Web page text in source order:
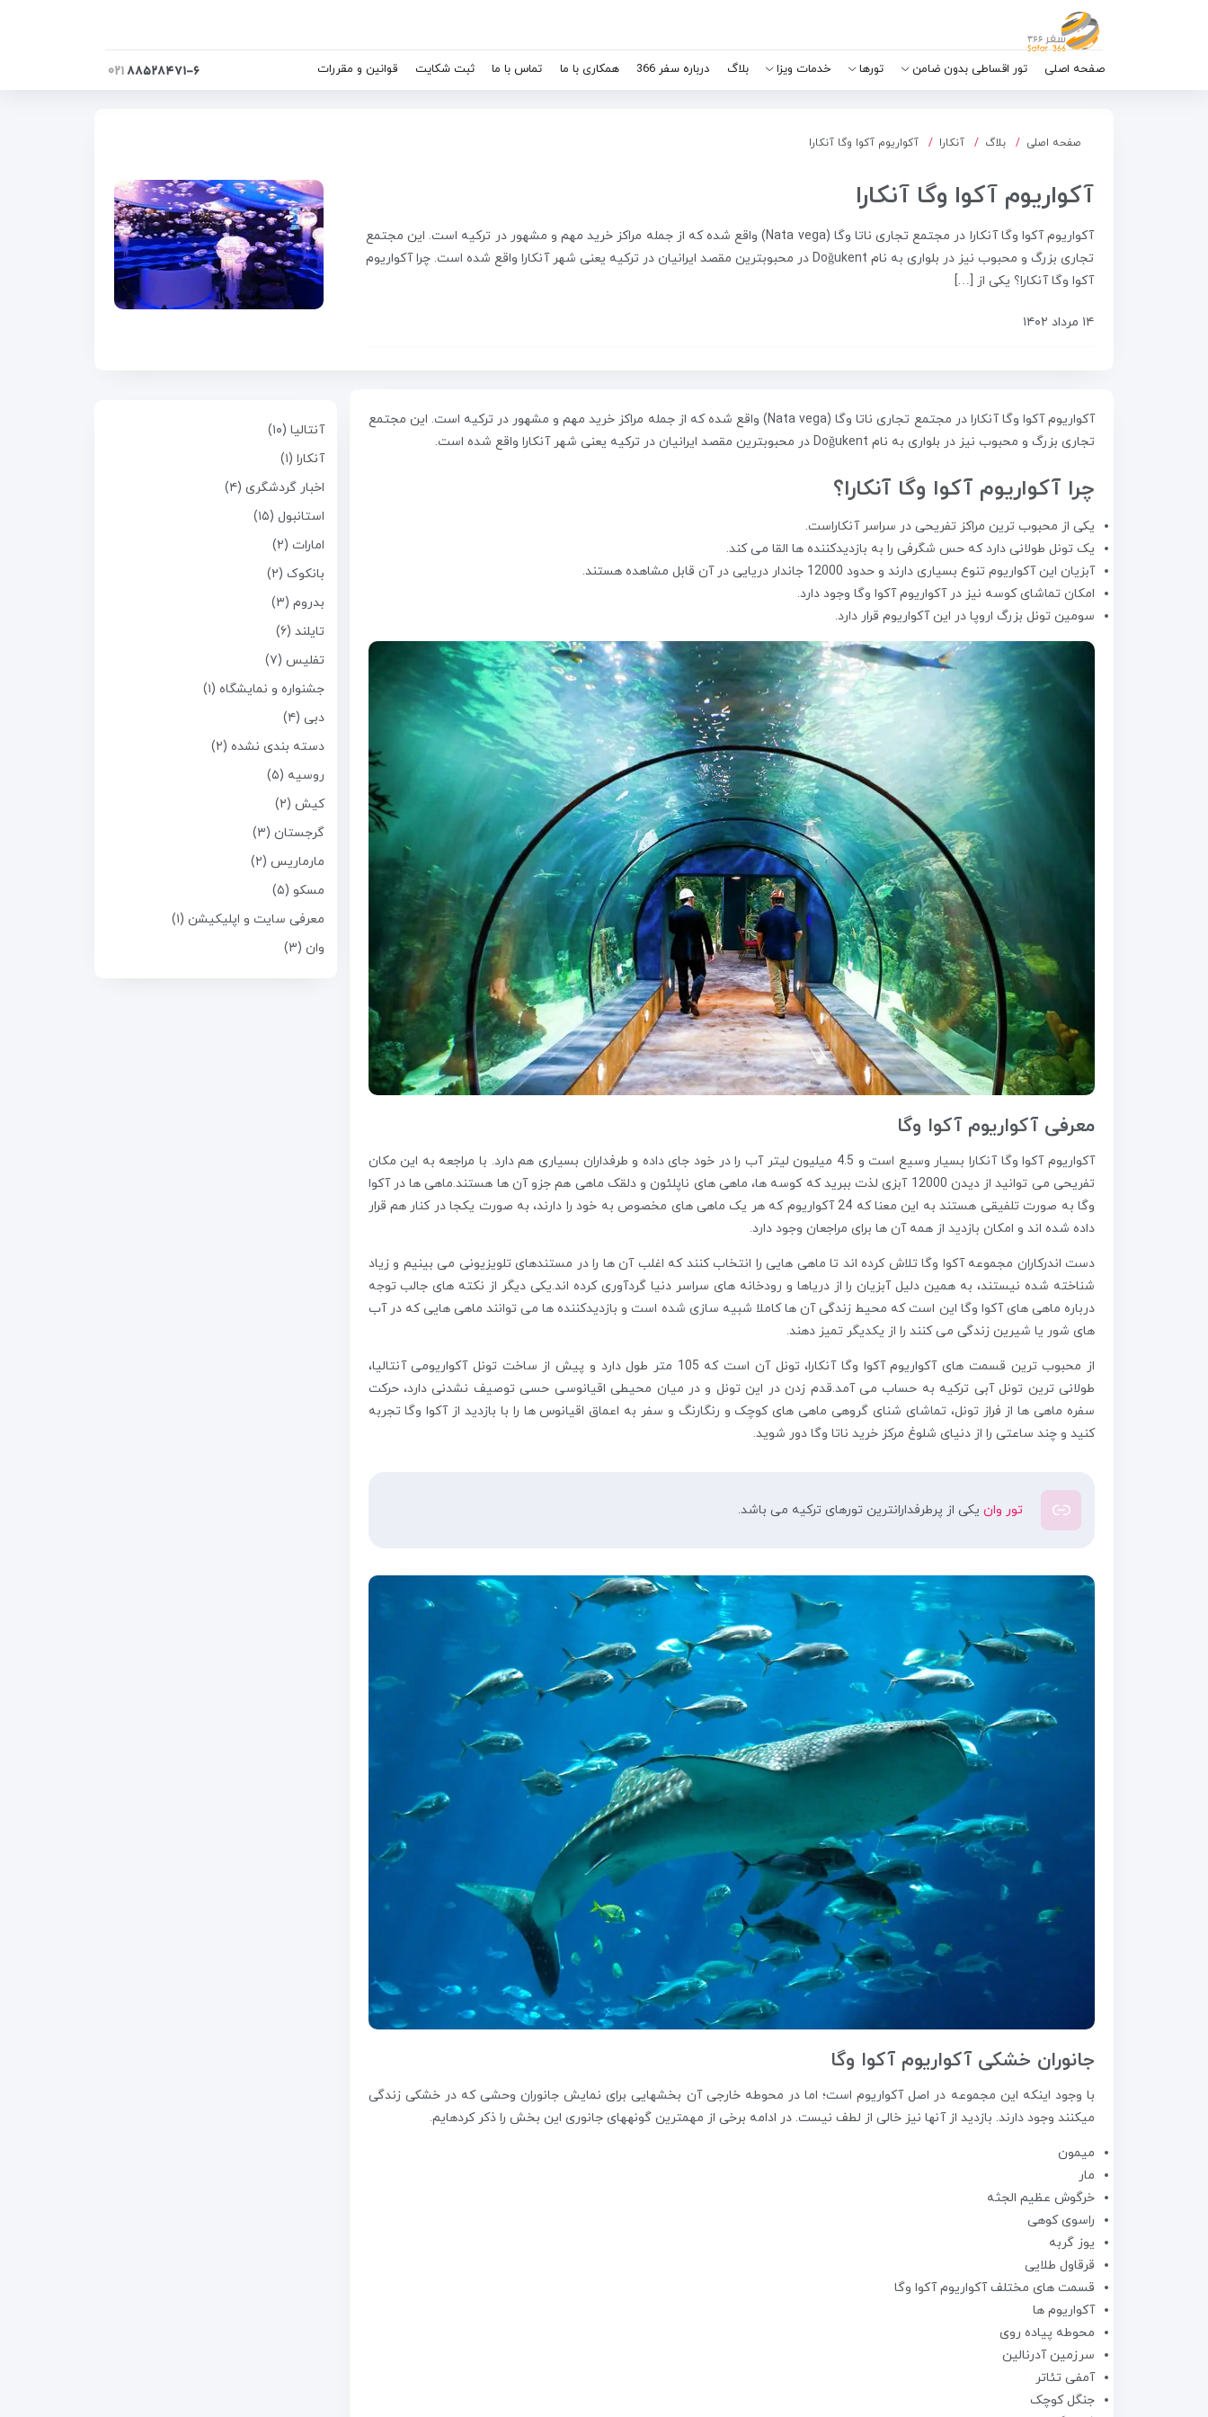
صفحه اصلی تور اقساطی بدون ضامن تورها خدمات ویزا بلاگ درباره سفر 366 همکاری با ما تماس با ما ثبت شکایت قوانین و مقررات ۸۸۵۲۸۴۷۱-۶۰۲۱
صفحه اصلی بلاگ آنکارا آکواریوم آکوا وگا آنکارا
آکواریوم آکوا وگا آنکارا
آکواریوم آکوا وگا آنکارا در مجتمع تجاری ناتا وگا (Nata vega) واقع شده که از جمله مراکز خرید مهم و مشهور در ترکیه است. این مجتمع
تجاری بزرگ و محبوب نیز در بلواری به نام Doğukent در محبوبترین مقصد ایرانیان در ترکیه یعنی شهر آنکارا واقع شده است. چرا آکواریوم
آکوا وگا آنکارا؟ یکی از […]
۱۴ مرداد ۱۴۰۲
آکواریوم آکوا وگا آنکارا در مجتمع تجاری ناتا وگا (Nata vega) واقع شده که از جمله مراکز خرید مهم و مشهور در ترکیه است. این مجتمع
تجاری بزرگ و محبوب نیز در بلواری به نام Doğukent در محبوبترین مقصد ایرانیان در ترکیه یعنی شهر آنکارا واقع شده است.
چرا آکواریوم آکوا وگا آنکارا؟
یکی از محبوب ترین مراکز تفریحی در سراسر آنکاراست.
یک تونل طولانی دارد که حس شگرفی را به بازدیدکننده ها القا می کند.
آبزیان این آکواریوم تنوع بسیاری دارند و حدود 12000 جاندار دریایی در آن قابل مشاهده هستند.
امکان تماشای کوسه نیز در آکواریوم آکوا وگا وجود دارد.
سومین تونل بزرگ اروپا در این آکواریوم قرار دارد.
معرفی آکواریوم آکوا وگا
آکواریوم آکوا وگا آنکارا بسیار وسیع است و 4.5 میلیون لیتر آب را در خود جای داده و طرفداران بسیاری هم دارد. با مراجعه به این مکان
تفریحی می توانید از دیدن 12000 آبزی لذت ببرید که کوسه ها، ماهی های ناپلئون و دلقک ماهی هم جزو آن ها هستند.ماهی ها در آکوا
وگا به صورت تلفیقی هستند به این معنا که 24 آکواریوم که هر یک ماهی های مخصوص به خود را دارند، به صورت یکجا در کنار هم قرار
داده شده اند و امکان بازدید از همه آن ها برای مراجعان وجود دارد.
دست اندرکاران مجموعه آکوا وگا تلاش کرده اند تا ماهی هایی را انتخاب کنند که اغلب آن ها را در مستندهای تلویزیونی می بینیم و زیاد
شناخته شده نیستند، به همین دلیل آبزیان را از دریاها و رودخانه های سراسر دنیا گردآوری کرده اند.یکی دیگر از نکته های جالب توجه
درباره ماهی های آکوا وگا این است که محیط زندگی آن ها کاملا شبیه سازی شده است و بازدیدکننده ها می توانند ماهی هایی که در آب
های شور یا شیرین زندگی می کنند را از یکدیگر تمیز دهند.
از محبوب ترین قسمت های آکواریوم آکوا وگا آنکارا، تونل آن است که 105 متر طول دارد و پیش از ساخت تونل آکواریومی آنتالیا،
طولانی ترین تونل آبی ترکیه به حساب می آمد.قدم زدن در این تونل و در میان محیطی اقیانوسی حسی توصیف نشدنی دارد، حرکت
سفره ماهی ها از فراز تونل، تماشای شنای گروهی ماهی های کوچک و رنگارنگ و سفر به اعماق اقیانوس ها را با بازدید از آکوا وگا تجربه
کنید و چند ساعتی را از دنیای شلوغ مرکز خرید ناتا وگا دور شوید.
تور وان یکی از پرطرفدارانترین تورهای ترکیه می باشد.
جانوران خشکی آکواریوم آکوا وگا
با وجود اینکه این مجموعه در اصل آکواریوم است؛ اما در محوطه خارجی آن بخشهایی برای نمایش جانوران وحشی که در خشکی زندگی
میکنند وجود دارند. بازدید از آنها نیز خالی از لطف نیست. در ادامه برخی از مهمترین گونههای جانوری این بخش را ذکر کردهایم.
میمون
مار
خرگوش عظیم الجثه
راسوی کوهی
یوز گربه
قرقاول طلایی
قسمت های مختلف آکواریوم آکوا وگا
آکواریوم ها
محوطه پیاده روی
سرزمین آدرنالین
آمفی تئاتر
جنگل کوچک
آنتالیا (۱۰)
آنکارا (۱)
اخبار گردشگری (۴)
استانبول (۱۵)
امارات (۲)
بانکوک (۲)
بدروم (۳)
تایلند (۶)
تفلیس (۷)
جشنواره و نمایشگاه (۱)
دبی (۴)
دسته بندی نشده (۲)
روسیه (۵)
کیش (۲)
گرجستان (۳)
مارماریس (۲)
مسکو (۵)
معرفی سایت و اپلیکیشن (۱)
وان (۳)